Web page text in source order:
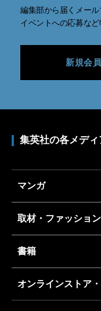
編集部から届くメー
イベントへの応募な
新規会
集英社の各メデ
マンガ
取材・ファッション
書籍
オンラインストア